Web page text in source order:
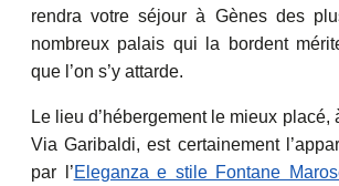
rendra votre séjour à Gènes des
nombreux palais qui la bordent
que l’on s’y attarde.
Le lieu d’hébergement le mieux placé,
Via Garibaldi, est certainement
par l’Eleganza e stile Fontane